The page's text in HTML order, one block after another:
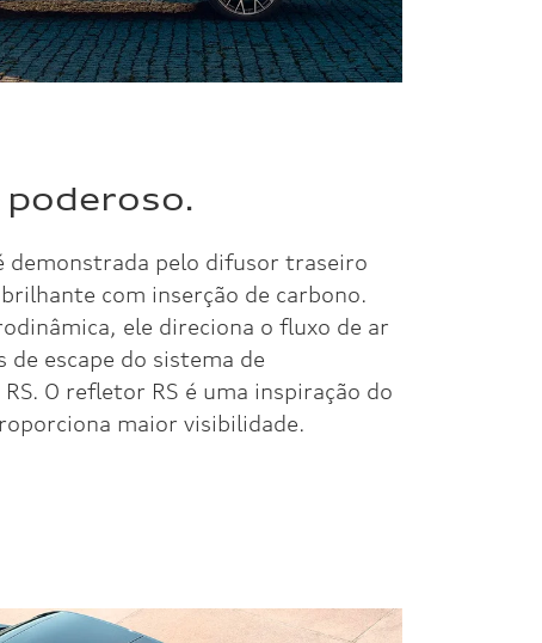
demonstrada pelo difusor traseiro
com inserção de carbono.
ele direciona o fluxo de ar
de escape do sistema de
O refletor RS é uma inspiração do
maior visibilidade.